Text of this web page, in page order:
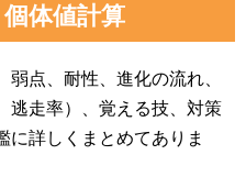
体値計算
点、耐性、進化の流れ、
逃走率）、覚える技、対策
に詳しくまとめてありま